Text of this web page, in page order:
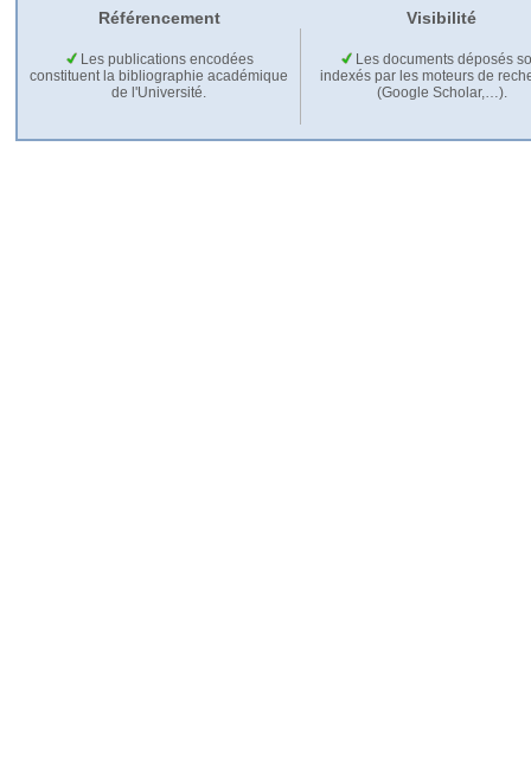
Référencement Visibilité
Les publications encodées
constituent la bibliographie académique
de l'Université.
Les documents déposés
indexés par les moteurs de
(Google Scholar,…).